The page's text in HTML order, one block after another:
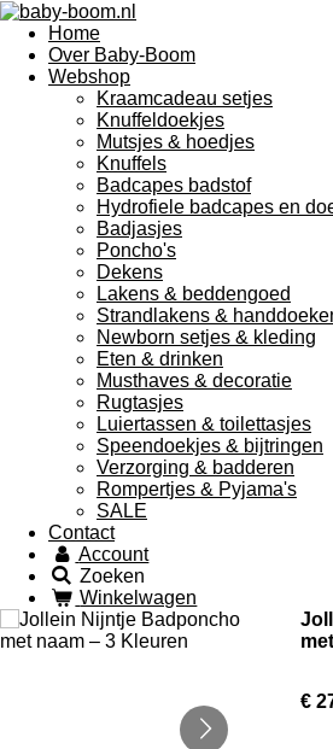
Home
Over Baby-Boom
Webshop
Kraamcadeau setjes
Knuffeldoekjes
Mutsjes & hoedjes
Knuffels
Badcapes badstof
Hydrofiele badcapes en
Badjasjes
Poncho's
Dekens
Lakens & beddengoed
Strandlakens &
Newborn setjes & kleding
Eten & drinken
Musthaves & decoratie
Rugtasjes
Luiertassen & toilettasjes
Speendoekjes & bijtringen
Verzorging & badderen
Rompertjes & Pyjama's
SALE
Contact
Account
Zoeken
Winkelwagen
€